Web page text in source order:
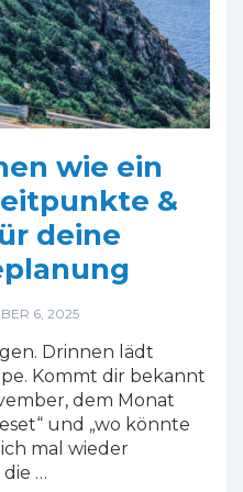
wie ein
&
deine
6, 2025
Drinnen lädt
Kommt dir bekannt
dem Monat
und „wo könnte
mal wieder
…